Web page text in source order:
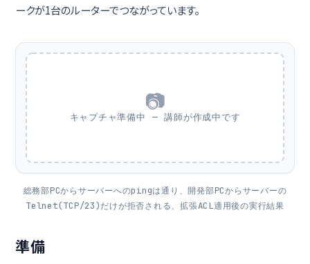
ークが1台のルーターでつながっています。
📷
キャプチャ準備中 — 講師が作成中です
総務部PCからサーバーへのpingは通り、開発部PCからサーバーの
Telnet(TCP/23)だけが拒否される、拡張ACL適用後の実行結果
準備